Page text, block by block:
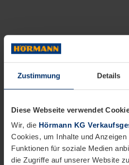
Zustimmung Details
Diese Webseite verwendet
Wir, die Hörmann KG
Cookies, um Inhalte und
Funktionen für soziale Medien
die Zugriffe auf unserer Website